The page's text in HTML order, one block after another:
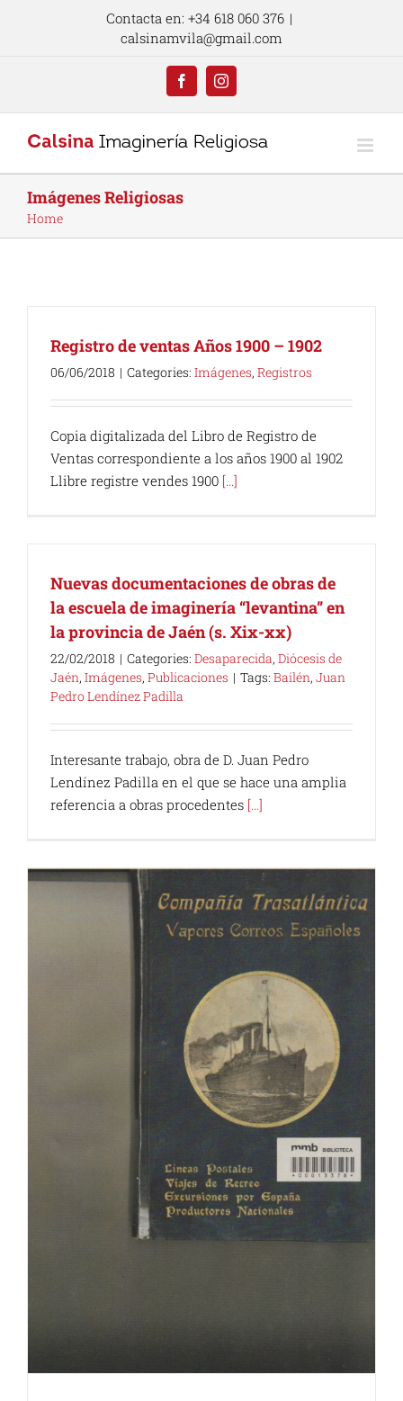
Contacta en: +34 618 060 376 |
calsinamvila@gmail.com
FacebookInstagram
Imágenes Religiosas
Home
Registro de ventas Años 1900 – 1902
06/06/2018 | Categories: Imágenes, Registros
Copia digitalizada del Libro de Registro de
Ventas correspondiente a los años 1900 al 1902
Llibre registre vendes 1900 [...]
Nuevas documentaciones de obras de
la escuela de imaginería “levantina” en
la provincia de Jaén (s. Xix-xx)
22/02/2018 | Categories: Desaparecida, Diócesis de
Jaén, Imágenes, Publicaciones | Tags: Bailén, Juan
Pedro Lendínez Padilla
Interesante trabajo, obra de D. Juan Pedro
Lendínez Padilla en el que se hace una amplia
referencia a obras procedentes [...]